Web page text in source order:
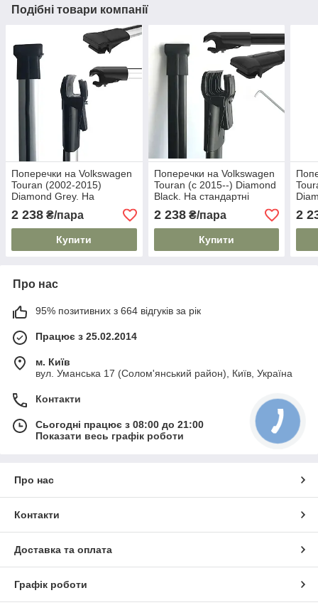
Подібні товари компанії
Поперечки на Volkswagen
Touran (2002-2015)
Diamond Grey. На
стандартні рейлінги. Сірі
2 238 ₴/пара
Купити
Поперечки на Volkswagen
Touran (c 2015--) Diamond
Black. На стандартні
рейлінги. Чорні
2 238₴/пара
Купити
2
Про нас
95% позитивних з 664 відгуків за рік
Працює з 25.02.2014
м. Київ
вул. Уманська 17 (Солом'янський район), Київ, Україна
Контакти
Сьогодні працює з 08:00 до 21:00
Показати весь графік роботи
Про нас
Контакти
Доставка та оплата
Графік роботи